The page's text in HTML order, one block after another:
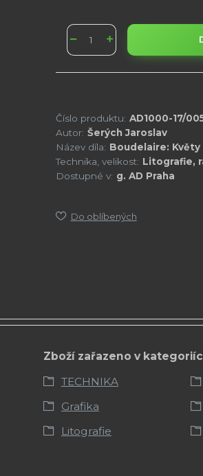
Číslo produktu: AD1000-17/
Autor: Šerých Jaroslav
Název díla: Boudelaire: Květy
Technika, velikost: Litografie,
Dostupné v: g. AD Praha
Do oblíbených
Zboží zařazeno v
TECHNIKA
Grafika
Litografie